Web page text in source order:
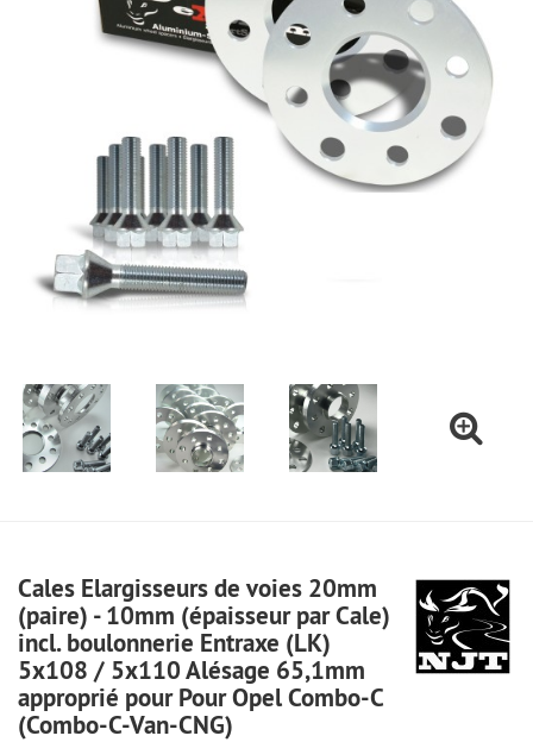
Cales Elargisseurs de voies 20mm
(paire) - 10mm (épaisseur par Cale)
incl. boulonnerie Entraxe (LK)
5x108 / 5x110 Alésage 65,1mm
approprié pour Pour Opel Combo-C
(Combo-C-Van-CNG)